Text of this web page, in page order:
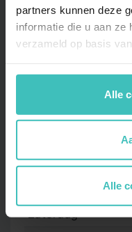
partners kunnen deze
informatie die u aan ze
verzameld op basis
Alle
Alle
Dinsdag
Donderdag
Zaterdag